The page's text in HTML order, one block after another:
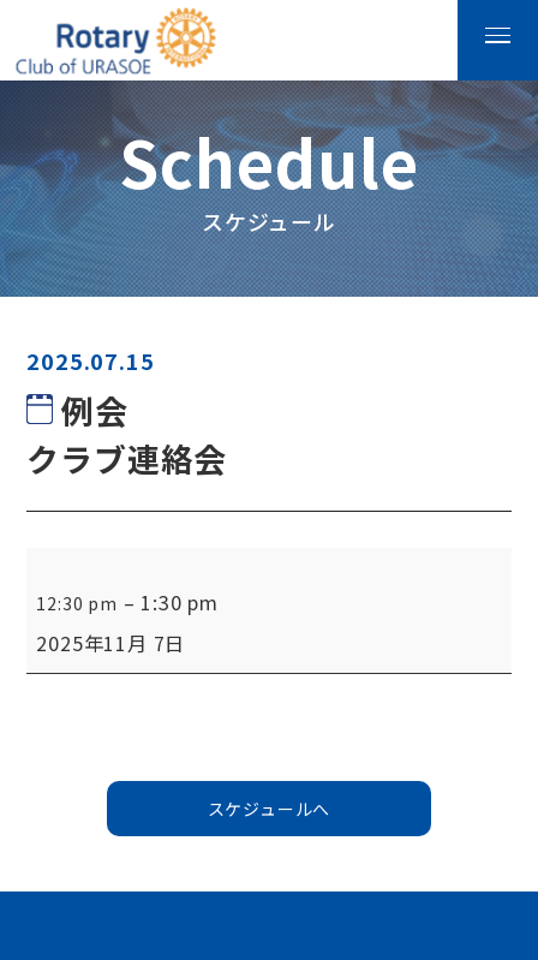
Schedule
スケジュール
例会
クラブ連絡会
2025.07.15
会
ク
12:30 pm – 1:30 pm
2025年11月 7日
スケジュールへ